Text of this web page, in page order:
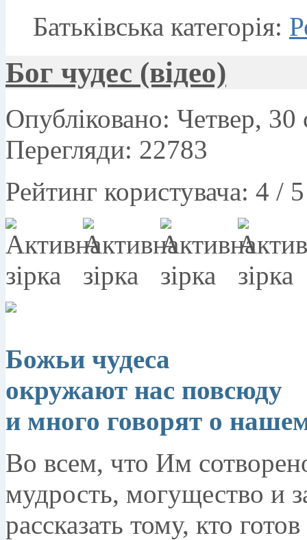
Батьківська категорія:
Бог чудес (відео)
Опубліковано: Четвер,
Перегляди: 22783
Рейтинг користувача: 4 / 5
Божьи чудеса
окружают нас повсюду
и много говорят о
Во всем, что Им
мудрость, могущество и
рассказать тому, кто